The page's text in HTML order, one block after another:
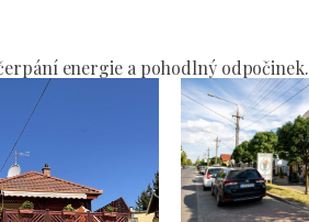
energie a pohodlný odpočinek.